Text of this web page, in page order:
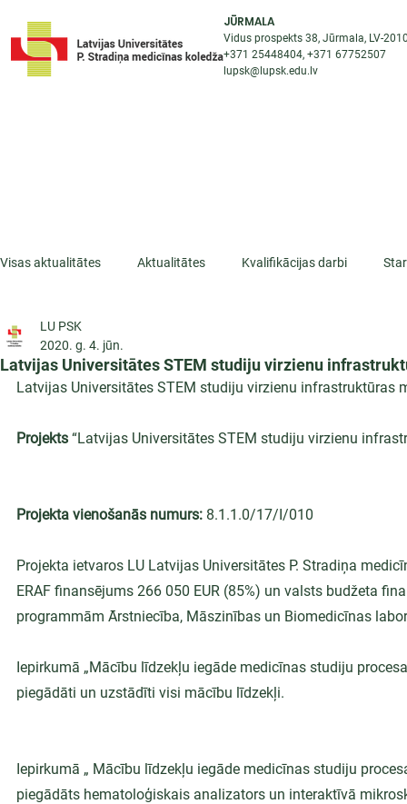
JŪRMALA
Vidus prospekts 38, Jūrmala, LV-
+371 25448404, +371 67752507
lupsk@lupsk.edu.lv
Visas aktualitātes Aktualitātes Kvalifikācijas darbi
ESF projekti
Latvijas Universitātes STEM studiju virzienu
LU PSK
2020. g. 4. jūn.
Latvijas Universitātes STEM studiju virzienu infrastruktūras
Projekts “Latvijas Universitātes STEM studiju virzienu
Projekta vienošanās numurs: 8.1.1.0/17/I/010
Projekta ietvaros LU Latvijas Universitātes P. Stradiņa
ERAF finansējums 266 050 EUR (85%) un valsts budžeta
programmām Ārstniecība, Māszinības un Biomedicīnas
Iepirkumā „Mācību līdzekļu iegāde medicīnas studiju
piegādāti un uzstādīti visi mācību līdzekļi.
Iepirkumā „ Mācību līdzekļu iegāde medicīnas studiju
piegādāts hematoloģiskais analizators un interaktīvā